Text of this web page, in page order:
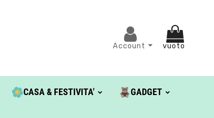
Account vuoto
CASA & FESTIVITA' GADGET